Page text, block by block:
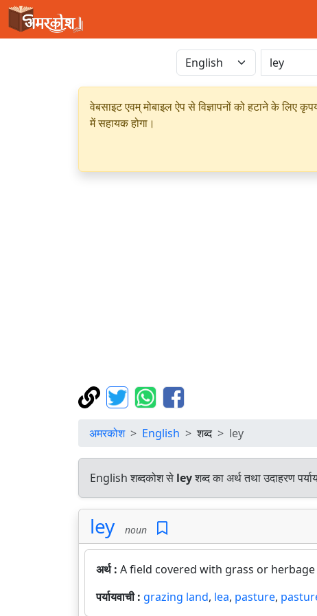
वेबसाइट एवम् मोबाइल ऐप से विज्ञापनों को हटाने के लिए
में सहायक होगा।
अमरकोश English शब्द ley
English शब्दकोश से leyशब्द का अर्थ तथा उदाहरण
ley noun
अर्थ : A field covered with grass or
पर्यायवाची : grazing land, lea, pasture,